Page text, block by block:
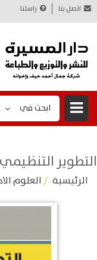
اتصل بنا راسلنا
ابحث في
التطوير
الرئيسية /العلوم